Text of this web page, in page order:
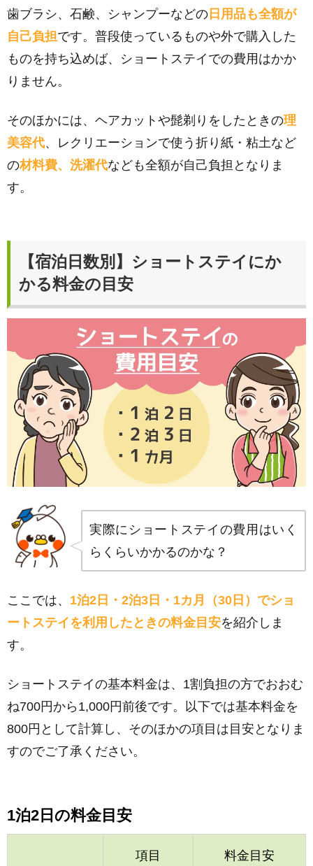
歯ブラシ、石鹸、シャンプーなどの 日用品も全額が
自己負担です。普段使っているものや外で購入した
ものを持ち込めば、ショートステイでの費用はかか
りません。
そのほかには、ヘアカットや髭剃りをしたときの理
美容代、レクリエーションで使う折り紙・粘土など
の材料費、洗濯代なども全額が自己負担となりま
す。
【宿泊日数別】ショートステイにか
かる料金の目安
実際にショートステイの費用はいく
らくらいかかるのかな？
ここでは、 1泊2日・2泊3日・1カ月（30日）でショ
ートステイを利用したときの料金目安を紹介しま
す。
ショートステイの基本料金は、1割負担の方でおおむ
ね700円から1,000円前後です。以下では基本料金を
800円として計算し、そのほかの項目は目安となりま
すのでご了承ください。
1泊2日の料金目安
項目 料金目安